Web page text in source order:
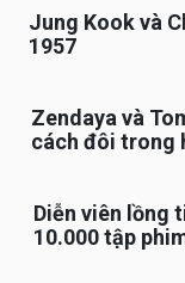
Jung Kook và
1957
Zendaya và
cách đôi trong
Diễn viên lồng
10.000 tập